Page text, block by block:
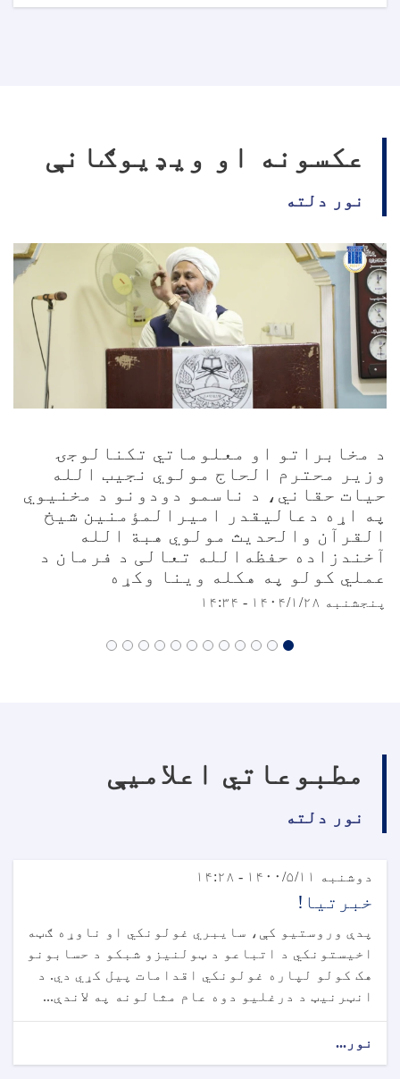
عکسونه او ویډیوګانې
نور دلته
د مخابراتو او معلوماتي تکنالوجۍ
وزیر محترم الحاج مولوي نجیب الله
حیات حقاني، د ناسمو دودونو د مخنیوي
په اړه دعاليقدر امیرالمؤمنین شیخ
القرآن والحدیث مولوي هبة الله
آخندزاده حفظه‌الله تعالی د فرمان د
عملي کولو په هکله وینا وکړه
پنجشنبه ۱۴۰۴/۱/۲۸ - ۱۴:۳۴
مطبوعاتي اعلامیې
نور دلته
دوشنبه ۱۴۰۰/۵/۱۱ - ۱۴:۲۸
خبرتیا!
پدې وروستیو کې، سایبري غولونکي او ناوړه ګټه
اخیستونکي د اتباعو د ټولنیزو شبکو د حسابونو
هک کولو لپاره غولونکي اقدامات پیل کړي دي. د
انټرنیټ د درغلیو دوه عام مثالونه په لاندې...
نور...